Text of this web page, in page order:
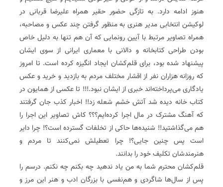
هنوز ادامه دارد. به تازگی حضور حقیر همراه علیرضا قربانی در
لوکیشن انتخابی مدیر هنری به منظور گرفتن چند عکس و مصاحبه،
همراه تصاویر مرتبط با آیین رونمایی که آن هم تنها به دلیل خاص
بودن طراحی کتابخانه و دالانی با معماری ایرانی از سوی ایشان
پیشنهاد شده بود، برای قلم‌کشان ایجاد انگیزه کرده است. تا امروز
که روزانه هزاران نفر از اقشار مختلف مردم به بازدید و خرید و عکس
یادگاری می‌پرداخته‌اند خبری از ایشان نبود.!!! تا عکسی از همایون در
کتاب خانه دیده شد آتش خشم شعله زد!! اخبار کذب جان گرفتند
که آهنگ مشترک در مال اجرا کرده‌ایم؟؟؟ کاش تصاویر این اجرا را
هم می‌گذاشتید!! شنیده‌ها حاکی از تخلفات گسترده است؟! چرا دایر
است پس چنین جایی؟! چرا تعطیلش نمی‌کنند تا مردم و
هنرمندشان تکلیف خود را بدانند.
قلم‌کشان محترم شما به من یاد ندهید چه بکنم چه نکنم. درسم را
پس از سال‌ها شاگردی و هم‌نفسی با بزرگان ادب و هنر این مرز و